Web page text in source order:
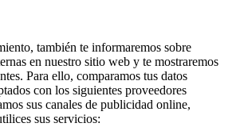
también te informaremos sobre
en nuestro sitio web y te mostraremos
Para ello, comparamos tus datos
con los siguientes proveedores
sus canales de publicidad online,
sus servicios: